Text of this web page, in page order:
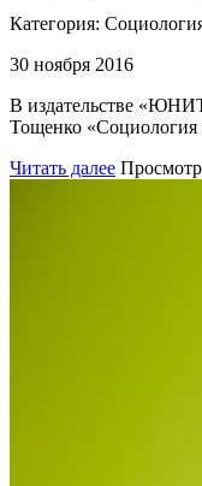
Категория:
30 ноября 2016
В издательстве
Тощенко «Социология
Читать далее